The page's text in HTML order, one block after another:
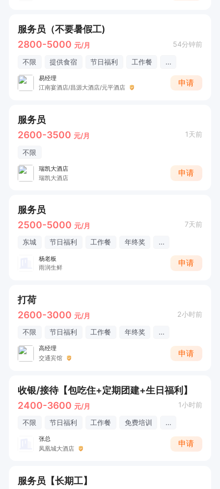
服务员（不要暑假工)
2800-5000 元/月 54分钟前
不限 提供食宿 节日福利 工作餐 ...
易经理
江南宴酒店/昌源大酒店/元平酒店
申请
服务员
2600-3500 元/月 1天前
不限
瑞凯大酒店
瑞凯大酒店
申请
服务员
2500-5000 元/月 7天前
东城 节日福利 工作餐 年终奖 ...
杨老板
雨润生鲜
申请
打荷
2600-3000 元/月 2小时前
不限 节日福利 工作餐 年终奖 ...
高经理
交通宾馆
申请
收银/接待【包吃住+定期团建+生日福利】
2400-3600 元/月 1小时前
不限 节日福利 工作餐 免费培训 ...
张总
凤凰城大酒店
申请
服务员【长期工】